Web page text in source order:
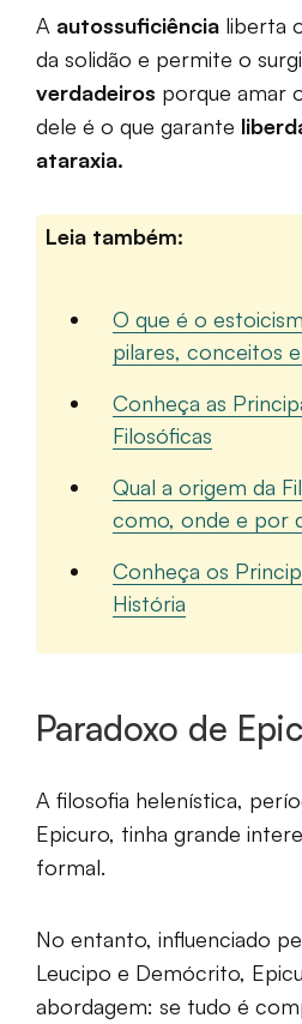
A autossuficiência liberta
da solidão e permite o
verdadeiros porque amar
dele é o que garante
ataraxia.
Leia também:
O que é o
pilares, conceitos
Conheça as
Filosóficas
Qual a origem da
como, onde e por
Conheça os
História
Paradoxo de
A filosofia helenística,
Epicuro, tinha grande
formal.
No entanto, influenciado
Leucipo e Demócrito,
abordagem: se tudo é